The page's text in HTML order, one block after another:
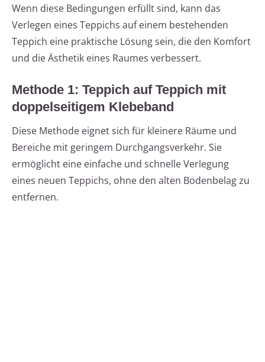
Wenn diese Bedingungen erfüllt sind, kann das
Verlegen eines Teppichs auf einem bestehenden
Teppich eine praktische Lösung sein, die den Komfort
und die Ästhetik eines Raumes verbessert.
Methode 1: Teppich auf Teppich mit
doppelseitigem Klebeband
Diese Methode eignet sich für kleinere Räume und
Bereiche mit geringem Durchgangsverkehr. Sie
ermöglicht eine einfache und schnelle Verlegung
eines neuen Teppichs, ohne den alten Bodenbelag zu
entfernen.